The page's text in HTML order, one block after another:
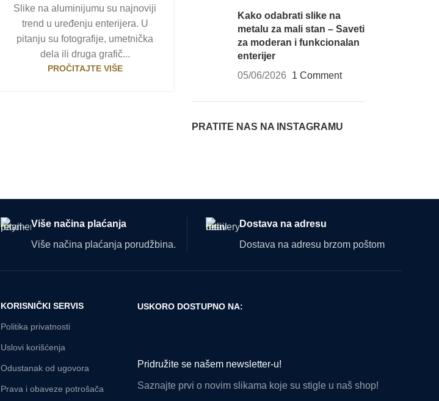
Slike na aluminijumu su najnoviji
trend u uređenju enterijera. U
pitanju su fotografije, umetnička
dela ili druga grafič...
PROČITAJTE VIŠE
Kako odabrati slike na
metalu za mali stan – Saveti
za moderan i funkcionalan
enterijer
05/06/2026
1 Comment
PRATITE NAS NA INSTAGRAMU
Više načina plaćanja
Više načina plaćanja porudžbina.
Dostava na adresu
Dostava na adresu brzom poštom
KORISNIČKI SERVIS
Politika privatnosti
Uslovi korišćenja
Odustanak od ugovora
Prava i obaveze potrošača
USKORO DOSTUPNO NA:
Pridružite se našem newsletter-u!
Saznajte prvi o novim slikama koje su stigle u naš shop!